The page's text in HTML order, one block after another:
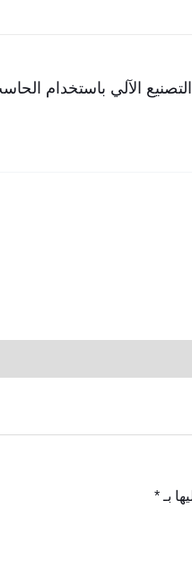
التصنيع الآلي باستخدام
بـ *